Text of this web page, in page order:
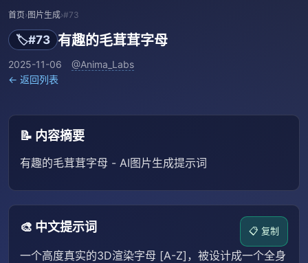
首页› 图片生成›#73
🏷️#73 有趣的毛茸茸字母
2025-11-06 @Anima_Labs
← 返回列表
📝 内容摘要
有趣的毛茸茸字母 - AI图片生成提示词
🎨 中文提示词 📋 复制
一个高度真实的3D渲染字母 [A-Z]，被设计成一个全身